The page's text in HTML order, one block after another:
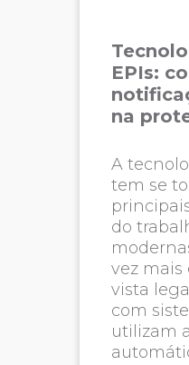
EPIs:
na
A
tem se
do
vez
vista
com
utilizam